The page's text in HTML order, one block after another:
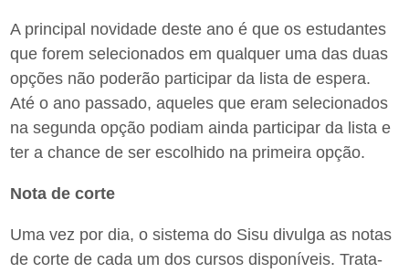
A principal novidade deste ano é que os estudantes
que forem selecionados em qualquer uma das duas
opções não poderão participar da lista de espera.
Até o ano passado, aqueles que eram selecionados
na segunda opção podiam ainda participar da lista e
ter a chance de ser escolhido na primeira opção.
Nota de corte
Uma vez por dia, o sistema do Sisu divulga as notas
de corte de cada um dos cursos disponíveis. Trata-